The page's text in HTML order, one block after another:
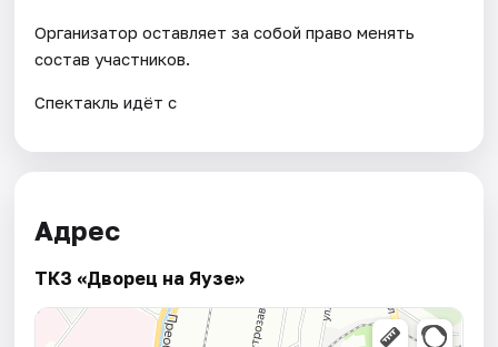
Организатор оставляет за собой право менять
состав участников.
Спектакль идёт с
Адрес
ТКЗ «Дворец на Яузе»